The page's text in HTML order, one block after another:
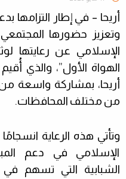
أريحا – في إطار التزامها
وتعزيز حضورها
الإسلامي عن رعايتها
الهواة الأول”، والذي
أريحا، بمشاركة واسعة
من مختلف المحافظات.
وتأتي هذه الرعاية
الإسلامي في دعم
الشبابية التي تسهم في